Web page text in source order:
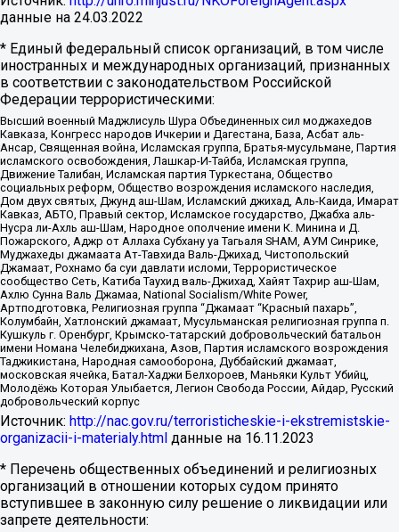
данные на 24.03.2022
* Единый федеральный список организаций, в том числе
иностранных и международных организаций, признанных
в соответствии с законодательством Российской
Федерации террористическими:
Высший военный Маджлисуль Шура Объединенных сил моджахедов
Кавказа, Конгресс народов Ичкерии и Дагестана, База, Асбат аль-
Ансар, Священная война, Исламская группа, Братья-мусульмане, Партия
исламского освобождения, Лашкар-И-Тайба, Исламская группа,
Движение Талибан, Исламская партия Туркестана, Общество
социальных реформ, Общество возрождения исламского наследия,
Дом двух святых, Джунд аш-Шам, Исламский джихад, Аль-Каида, Имарат
Кавказ, АБТО, Правый сектор, Исламское государство, Джабха аль-
Нусра ли-Ахль аш-Шам, Народное ополчение имени К. Минина и Д.
Пожарского, Аджр от Аллаха Субхану уа Тагьаля SHAM, АУМ Синрике,
Муджахеды джамаата Ат-Тавхида Валь-Джихад, Чистопольский
Джамаат, Рохнамо ба суи давлати исломи, Террористическое
сообщество Сеть, Катиба Таухид валь-Джихад, Хайят Тахрир аш-Шам,
Ахлю Сунна Валь Джамаа, National Socialism/White Power,
Артподготовка, Религиозная группа “Джамаат “Красный пахарь”,
Колумбайн, Хатлонский джамаат, Мусульманская религиозная группа п.
Кушкуль г. Оренбург, Крымско-татарский добровольческий батальон
имени Номана Челебиджихана, Азов, Партия исламского возрождения
Таджикистана, Народная самооборона, Дуббайский джамаат,
московская ячейка, Батал-Хаджи Белхороев, Маньяки Культ Убийц,
Молодёжь Которая Улыбается, Легион Свобода России, Айдар, Русский
добровольческий корпус
Источник: http://nac.gov.ru/terroristicheskie-i-ekstremistskie-
organizacii-i-materialy.html данные на 16.11.2023
* Перечень общественных объединений и религиозных
организаций в отношении которых судом принято
вступившее в законную силу решение о ликвидации или
запрете деятельности: